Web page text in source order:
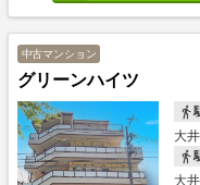
中古マンション
グリーンハイツ
大
大